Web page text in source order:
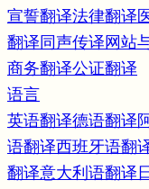
宣誓翻译法律翻译
翻译 同声传译 网站
商务翻译公证翻译
语言
英语翻译德语翻译
语翻译西班牙语翻
翻译意大利语翻译